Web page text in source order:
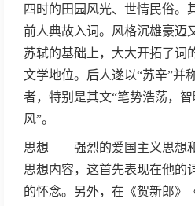
四时的田园风光、世情民俗。
前人典故入词。风格沉雄豪迈
苏轼的基础上，大大开拓了词
文学地位。后人遂以“苏辛”并
者，特别是其文“笔势浩荡，
风”。
思想 强烈的爱国主义思想
思想内容，这首先表现在他的
的怀念。另外，在《贺新郎》